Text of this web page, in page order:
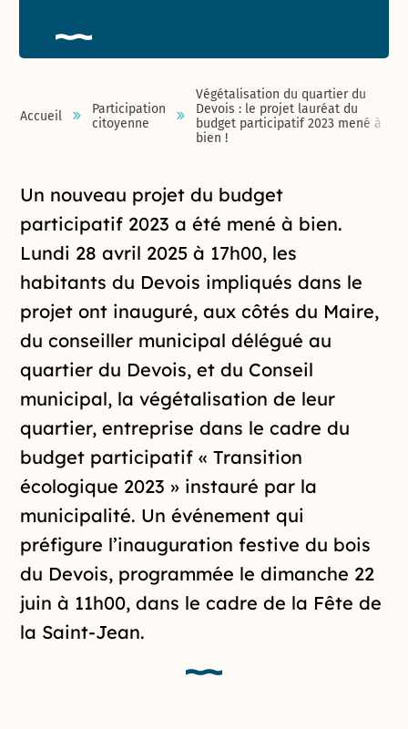
Accueil
Participation
citoyenne
Végétalisation du quartier du
Devois : le projet lauréat du
budget participatif 2023 mené à
bien !
Introduction de la page
Un nouveau projet du budget
participatif 2023 a été mené à bien.
Lundi 28 avril 2025 à 17h00, les
habitants du Devois impliqués dans le
projet ont inauguré, aux côtés du Maire,
du conseiller municipal délégué au
quartier du Devois, et du Conseil
municipal, la végétalisation de leur
quartier, entreprise dans le cadre du
budget participatif « Transition
écologique 2023 » instauré par la
municipalité. Un événement qui
préfigure l’inauguration festive du bois
du Devois, programmée le dimanche 22
juin à 11h00, dans le cadre de la Fête de
la Saint-Jean.